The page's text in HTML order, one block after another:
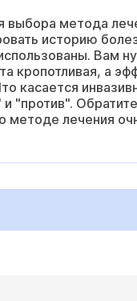
выбора метода
историю
Вам
кропотливая, а
касается
"против".
методе лечения